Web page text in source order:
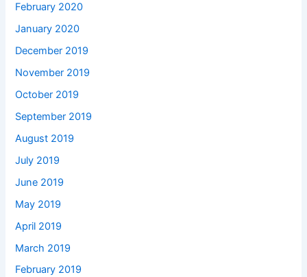
February 2020
January 2020
December 2019
November 2019
October 2019
September 2019
August 2019
July 2019
June 2019
May 2019
April 2019
March 2019
February 2019